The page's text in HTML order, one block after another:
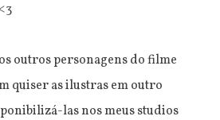
outros personagens do filme
quiser as ilustras em outro
las nos meus studios